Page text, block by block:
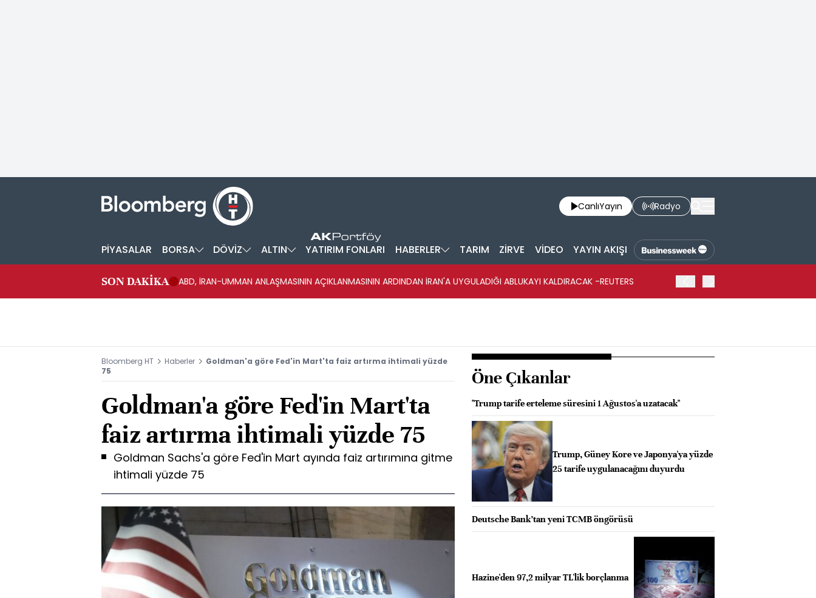
CanlıYayın Radyo
PİYASALAR BORSA DÖVİZ ALTIN YATIRIM FONLARI HABERLER TARIM ZİRVE VİDEO YAYIN AKIŞI
SON DAKİKA ABD, İRAN-UMMAN ANLAŞMASININ AÇIKLANMASININ ARDINDAN İRAN'A UYGULADIĞI ABLUKAYI KALDIRACAK -REUTERS
Bloomberg HT Haberler
Goldman'a göre Fed'in Mart'ta faiz artırma ihtimali yüzde
75
Goldman'a göre Fed'in Mart'ta
faiz artırma ihtimali yüzde 75
Goldman Sachs'a göre Fed'in Mart ayında faiz artırımına gitme
ihtimali yüzde 75
Öne Çıkanlar
"Trump tarife erteleme süresini 1 Ağustos'a uzatacak"
Trump, Güney Kore ve Japonya'ya yüzde
25 tarife uygulanacağını duyurdu
Deutsche Bank’tan yeni TCMB öngörüsü
Hazine'den 97,2 milyar TL'lik borçlanma